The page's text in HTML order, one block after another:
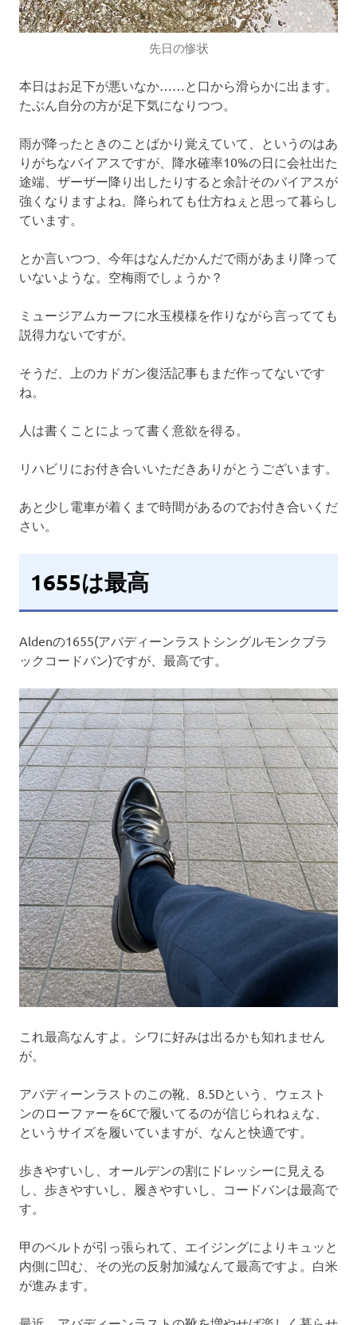
先日の惨状
本日はお足下が悪いなか……と口から滑らかに出ます。
たぶん自分の方が足下気になりつつ。
雨が降ったときのことばかり覚えていて、というのはあ
りがちなバイアスですが、降水確率10%の日に会社出た
途端、ザーザー降り出したりすると余計そのバイアスが
強くなりますよね。降られても仕方ねぇと思って暮らし
ています。
とか言いつつ、今年はなんだかんだで雨があまり降って
いないような。空梅雨でしょうか？
ミュージアムカーフに水玉模様を作りながら言ってても
説得力ないですが。
そうだ、上のカドガン復活記事もまだ作ってないです
ね。
人は書くことによって書く意欲を得る。
リハビリにお付き合いいただきありがとうございます。
あと少し電車が着くまで時間があるのでお付き合いくだ
さい。
1655は最高
Aldenの1655(アバディーンラストシングルモンクブラ
ックコードバン)ですが、最高です。
これ最高なんすよ。シワに好みは出るかも知れません
が。
アバディーンラストのこの靴、8.5Dという、ウェスト
ンのローファーを6Cで履いてるのが信じられねぇな、
というサイズを履いていますが、なんと快適です。
歩きやすいし、オールデンの割にドレッシーに見える
し、歩きやすいし、履きやすいし、コードバンは最高で
す。
甲のベルトが引っ張られて、エイジングによりキュッと
内側に凹む、その光の反射加減なんて最高ですよ。白米
が進みます。